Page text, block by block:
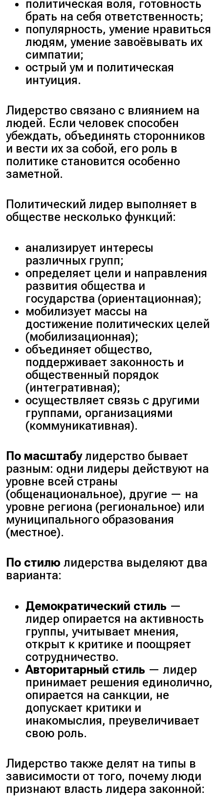
политическая воля, готовность
брать на себя ответственность;
популярность, умение нравиться
людям, умение завоёвывать их
симпатии;
острый ум и политическая
интуиция.
Лидерство связано с влиянием на
людей. Если человек способен
убеждать, объединять сторонников
и вести их за собой, его роль в
политике становится особенно
заметной.
Политический лидер выполняет в
обществе несколько функций:
анализирует интересы
различных групп;
определяет цели и направления
развития общества и
государства (ориентационная);
мобилизует массы на
достижение политических целей
(мобилизационная);
объединяет общество,
поддерживает законность и
общественный порядок
(интегративная);
осуществляет связь с другими
группами, организациями
(коммуникативная).
По масштабулидерство бывает
разным: одни лидеры действуют на
уровне всей страны
(общенациональное), другие — на
уровне региона (региональное) или
муниципального образования
(местное).
По стилю лидерства выделяют два
варианта:
Демократический стиль —
лидер опирается на активность
группы, учитывает мнения,
открыт к критике и поощряет
сотрудничество.
Авторитарный стиль — лидер
принимает решения единолично,
опирается на санкции, не
допускает критики и
инакомыслия, преувеличивает
свою роль.
Лидерство также делят на типы в
зависимости от того, почему люди
признают власть лидера законной: